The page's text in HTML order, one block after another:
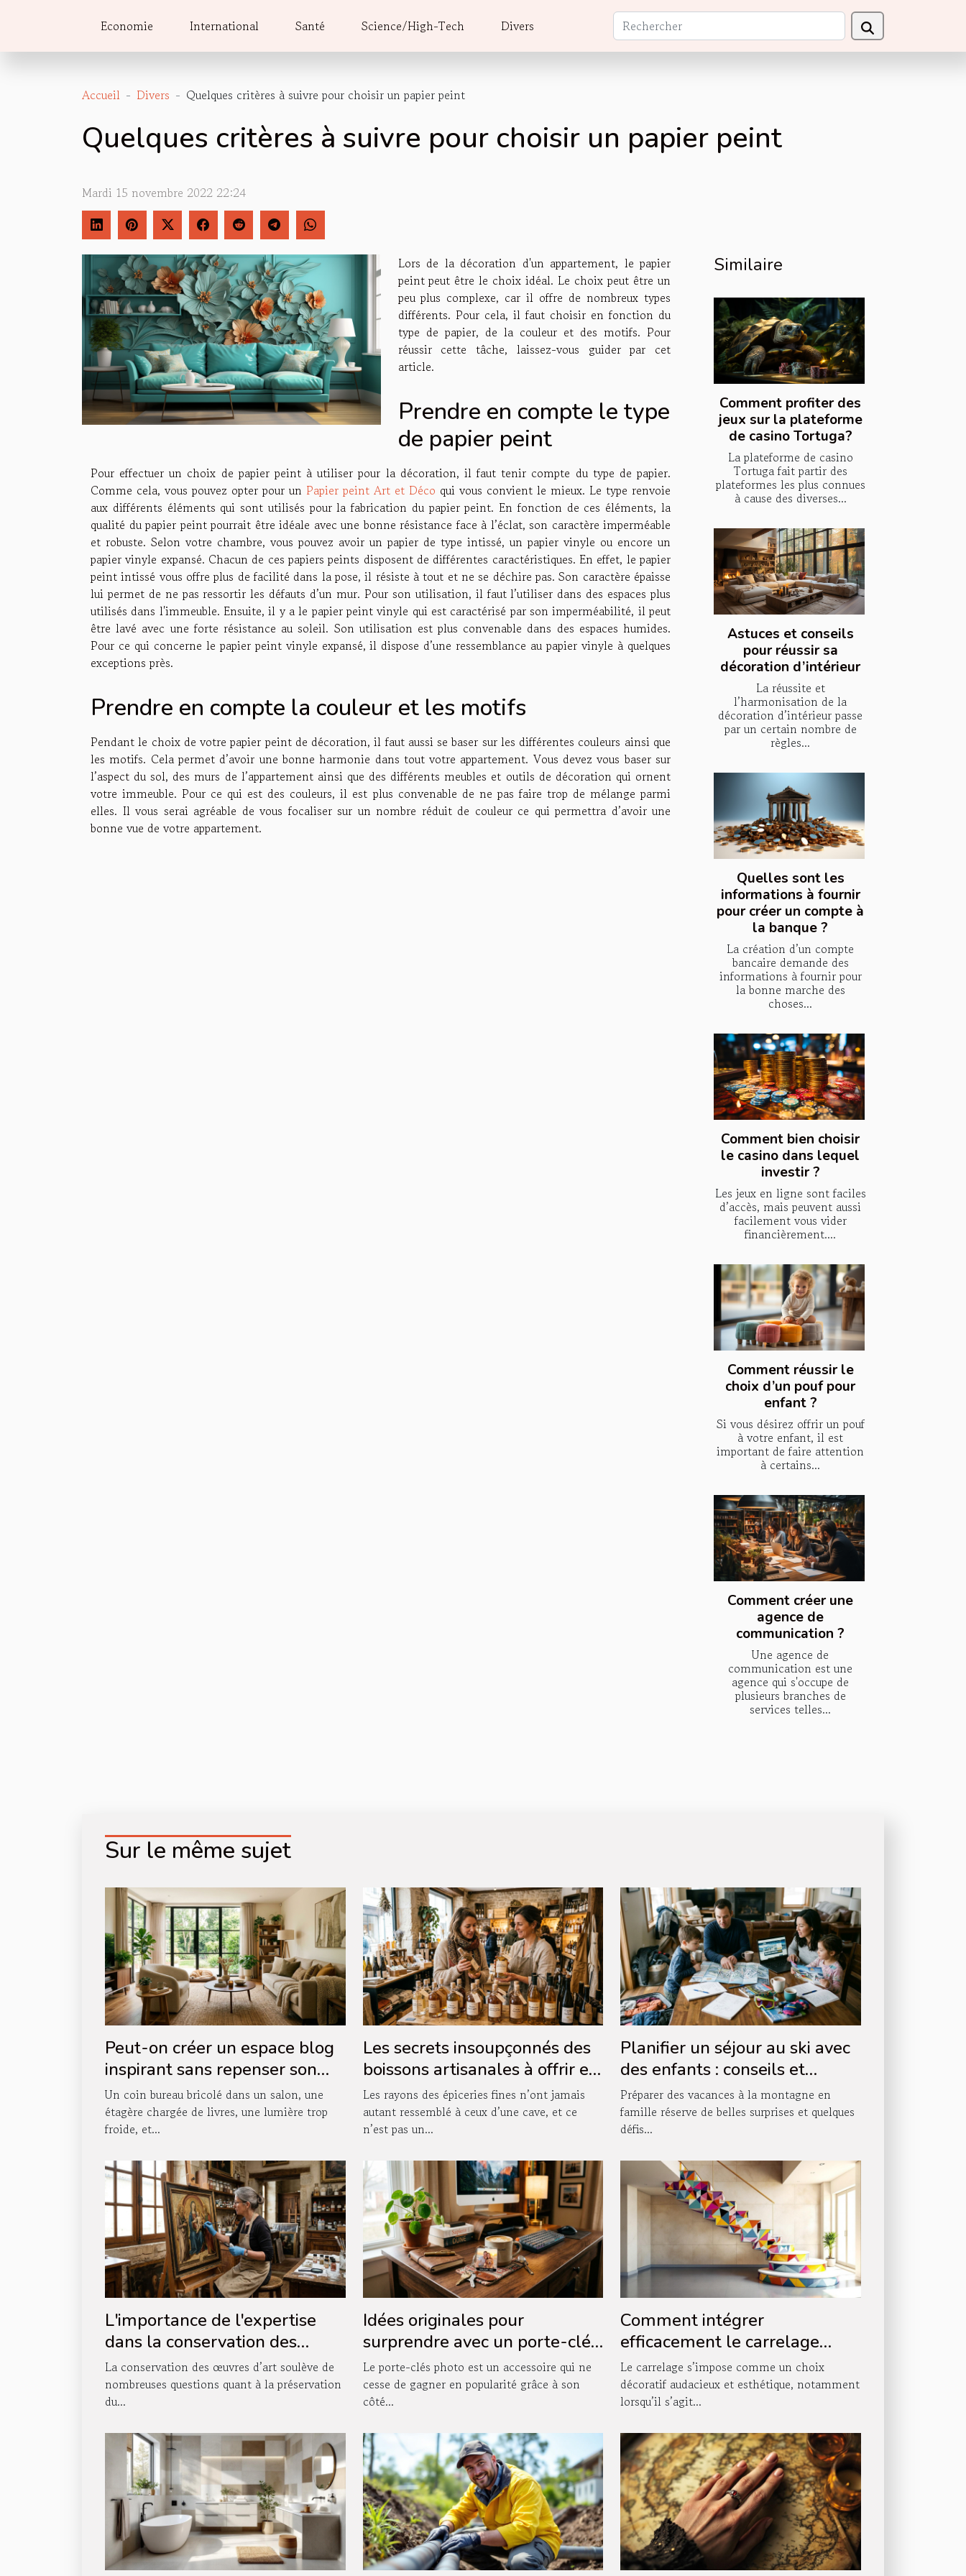
Economie International Santé Science/High-Tech Divers
Accueil Divers Quelques critères à suivre pour choisir un papier peint
Quelques critères à suivre pour choisir un papier peint
Mardi 15 novembre 2022 22:24
Lors de la décoration d'un appartement, le papier
peint peut être le choix idéal. Le choix peut être un
peu plus complexe, car il offre de nombreux types
différents. Pour cela, il faut choisir en fonction du
type de papier, de la couleur et des motifs. Pour
réussir cette tâche, laissez-vous guider par cet
article.
Prendre en compte le type
de papier peint
Pour effectuer un choix de papier peint à utiliser pour la décoration, il faut tenir compte du type de papier.
Comme cela, vous pouvez opter pour un Papier peint Art et Déco qui vous convient le mieux. Le type renvoie
aux différents éléments qui sont utilisés pour la fabrication du papier peint. En fonction de ces éléments, la
qualité du papier peint pourrait être idéale avec une bonne résistance face à l’éclat, son caractère imperméable
et robuste. Selon votre chambre, vous pouvez avoir un papier de type intissé, un papier vinyle ou encore un
papier vinyle expansé. Chacun de ces papiers peints disposent de différentes caractéristiques. En effet, le papier
peint intissé vous offre plus de facilité dans la pose, il résiste à tout et ne se déchire pas. Son caractère épaisse
lui permet de ne pas ressortir les défauts d’un mur. Pour son utilisation, il faut l’utiliser dans des espaces plus
utilisés dans l'immeuble. Ensuite, il y a le papier peint vinyle qui est caractérisé par son imperméabilité, il peut
être lavé avec une forte résistance au soleil. Son utilisation est plus convenable dans des espaces humides.
Pour ce qui concerne le papier peint vinyle expansé, il dispose d’une ressemblance au papier vinyle à quelques
exceptions près.
Prendre en compte la couleur et les motifs
Pendant le choix de votre papier peint de décoration, il faut aussi se baser sur les différentes couleurs ainsi que
les motifs. Cela permet d’avoir une bonne harmonie dans tout votre appartement. Vous devez vous baser sur
l’aspect du sol, des murs de l’appartement ainsi que des différents meubles et outils de décoration qui ornent
votre immeuble. Pour ce qui est des couleurs, il est plus convenable de ne pas faire trop de mélange parmi
elles. Il vous serai agréable de vous focaliser sur un nombre réduit de couleur ce qui permettra d’avoir une
bonne vue de votre appartement.
Similaire
Comment profiter des
jeux sur la plateforme
de casino Tortuga?
La plateforme de casino
Tortuga fait partir des
plateformes les plus connues
à cause des diverses...
Astuces et conseils
pour réussir sa
décoration d’intérieur
La réussite et
l’harmonisation de la
décoration d’intérieur passe
par un certain nombre de
règles...
Quelles sont les
informations à fournir
pour créer un compte à
la banque ?
La création d’un compte
bancaire demande des
informations à fournir pour
la bonne marche des
choses...
Comment bien choisir
le casino dans lequel
investir ?
Les jeux en ligne sont faciles
d’accès, mais peuvent aussi
facilement vous vider
financièrement....
Comment réussir le
choix d’un pouf pour
enfant ?
Si vous désirez offrir un pouf
à votre enfant, il est
important de faire attention
à certains...
Comment créer une
agence de
communication ?
Une agence de
communication est une
agence qui s'occupe de
plusieurs branches de
services telles...
Sur le même sujet
Peut-on créer un espace blog
inspirant sans repenser son
agencement intérieur ?
Un coin bureau bricolé dans un salon, une
étagère chargée de livres, une lumière trop
froide, et...
Les secrets insoupçonnés des
boissons artisanales à offrir en
boutique
Les rayons des épiceries fines n’ont jamais
autant ressemblé à ceux d’une cave, et ce
n’est pas un...
Planifier un séjour au ski avec
des enfants : conseils et
astuces
Préparer des vacances à la montagne en
famille réserve de belles surprises et quelques
défis...
L'importance de l'expertise
dans la conservation des
œuvres d'art
La conservation des œuvres d’art soulève de
nombreuses questions quant à la préservation
du...
Idées originales pour
surprendre avec un porte-clés
photo
Le porte-clés photo est un accessoire qui ne
cesse de gagner en popularité grâce à son
côté...
Comment intégrer
efficacement le carrelage
dans votre décoration
d'escalier ?
Le carrelage s’impose comme un choix
décoratif audacieux et esthétique, notamment
lorsqu’il s’agit...